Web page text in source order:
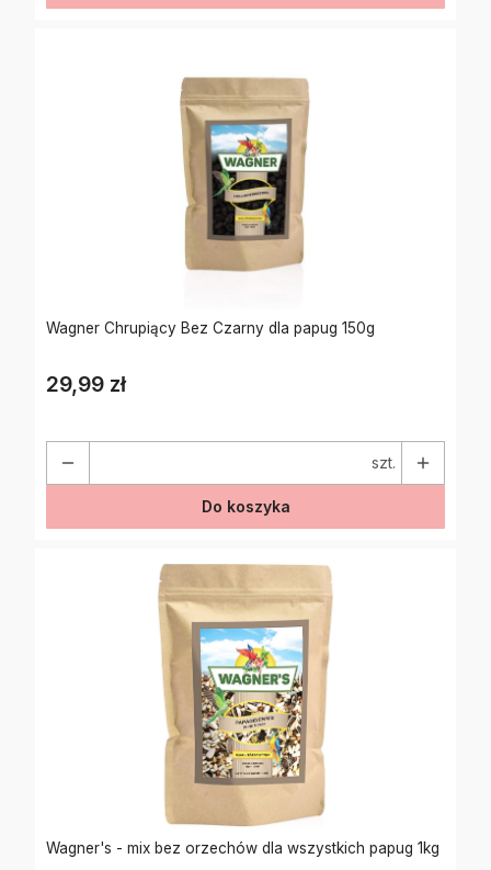
Wagner Chrupiący Bez Czarny dla papug 150g
Cena
29,99 zł
szt.
Do koszyka
Wagner's - mix bez orzechów dla wszystkich papug 1kg